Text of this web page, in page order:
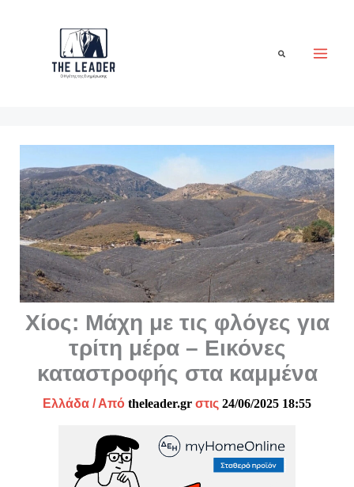
Αναζήτηση
Χίος: Μάχη με τις φλόγες για
τρίτη μέρα – Εικόνες
καταστροφής στα καμμένα
Ελλάδα / Από theleader.gr στις 24/06/2025 18:55